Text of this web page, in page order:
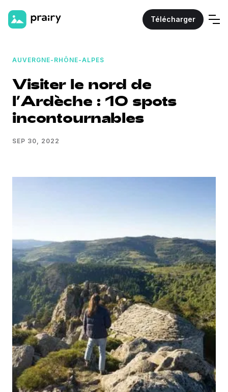
Télécharger
AUVERGNE-RHÔNE-ALPES
Visiter le nord de
l’Ardèche : 10 spots
incontournables
SEP 30, 2022